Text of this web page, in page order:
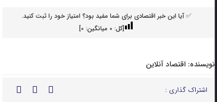
✅ آیا این خبر اقتصادی برای شما مفید بود؟ امتیاز خود را ثبت کنید.
[کل: 0میانگین: 0
]
نویسنده: اقتصاد آنلاین
اشتراک گذاری :